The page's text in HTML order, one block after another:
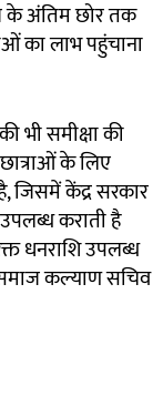
के अंतिम छोर तक
का लाभ पहुंचाना
भी समीक्षा की
के लिए
जिसमें केंद्र सरकार
कराती है
धनराशि उपलब्ध
कल्याण सचिव